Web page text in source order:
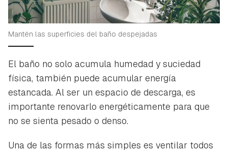
Mantén las superficies del baño despejadas
El baño no solo acumula humedad y suciedad
física, también puede acumular energía
estancada. Al ser un espacio de descarga, es
importante renovarlo energéticamente para que
no se sienta pesado o denso.
Una de las formas más simples es ventilar todos